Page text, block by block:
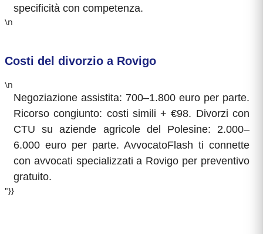
specificità con competenza.
\n
Costi del divorzio a Rovigo
\n
Negoziazione assistita: 700–1.800 euro per parte.
Ricorso congiunto: costi simili + €98. Divorzi con
CTU su aziende agricole del Polesine: 2.000–
6.000 euro per parte. AvvocatoFlash ti connette
con avvocati specializzati a Rovigo per preventivo
gratuito.
"}}